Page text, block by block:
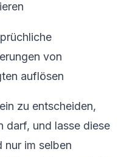
von
auflösen
zu entscheiden,
darf, und lasse diese
nur im selben